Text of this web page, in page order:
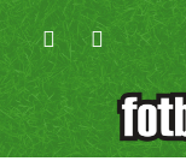
Přejít
obsah